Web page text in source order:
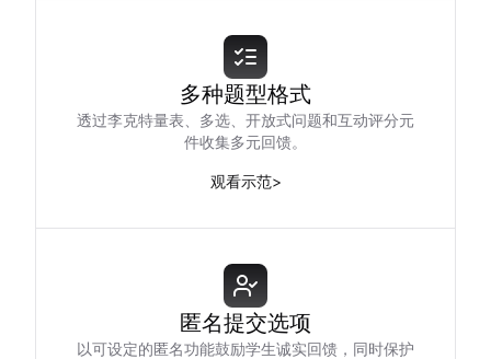
多种题型格式
透过李克特量表、多选、开放式问题和互动评分元
件收集多元回馈。
观看示范>
匿名提交选项
以可设定的匿名功能鼓励学生诚实回馈，同时保护